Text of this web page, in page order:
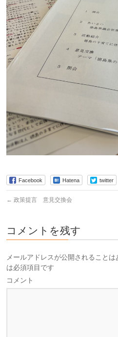
Facebook Hatena twitter
← 政策提言 意見交換会
コメントを残す
メールアドレスが公開されることは
は必須項目です
コメント